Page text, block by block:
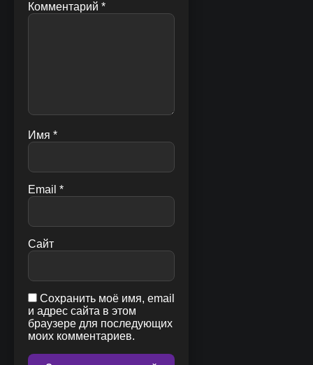
Комментарий *
Имя *
Email *
Сайт
Сохранить моё имя, email
и адрес сайта в этом
браузере для последующих
моих комментариев.